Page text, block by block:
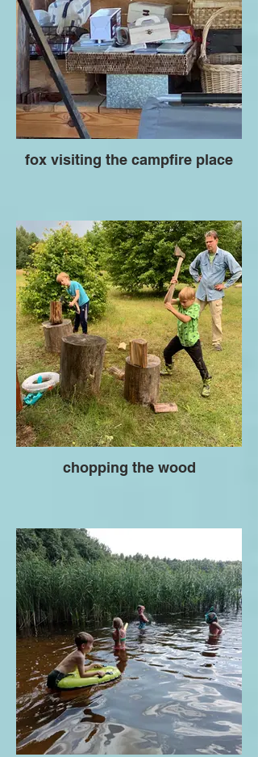
fox visiting the campfire place
chopping the wood